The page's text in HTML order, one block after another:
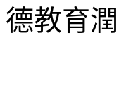
德教育